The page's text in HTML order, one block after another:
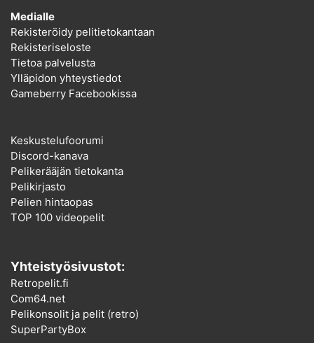
Medialle
Rekisteröidy pelitietokantaan
Rekisteriseloste
Tietoa palvelusta
Ylläpidon yhteystiedot
Gameberry Facebookissa
Keskustelufoorumi
Discord-kanava
Pelikerääjän tietokanta
Pelikirjasto
Pelien hintaopas
TOP 100 videopelit
Yhteistyösivustot:
Retropelit.fi
Com64.net
Pelikonsolit ja pelit (retro)
SuperPartyBox